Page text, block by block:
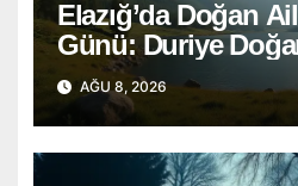
Elazığ’da Doğan
Günü: Duriye
Uğurlandı
AĞU 8, 2026